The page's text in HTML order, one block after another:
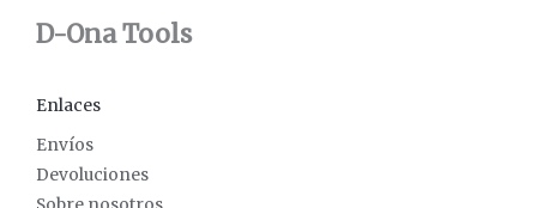
D-Ona Tools
Enlaces
Envíos
Devoluciones